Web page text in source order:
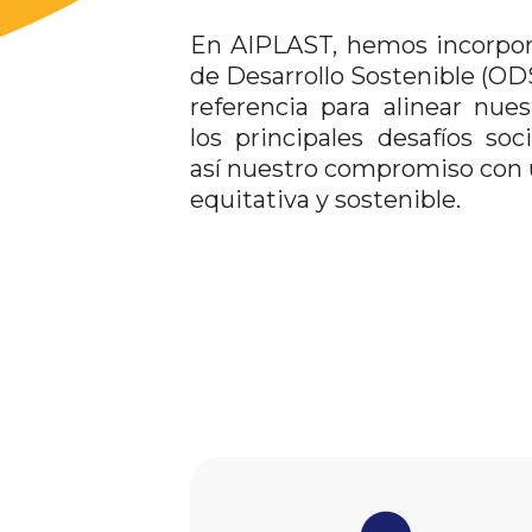
En AIPLAST, hemos
de Desarrollo Sostenible
referencia para alinear
los principales desafíos
así nuestro compromiso con
equitativa y sostenible.